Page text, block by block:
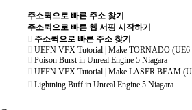
주소퀵으로 빠른 주소 찾기
주소퀵으로 빠른 웹 서핑 시작하기
주소퀵으로 빠른 주소 찾기
UEFN VFX Tutorial | Make TORNADO (UE6
Poison Burst in Unreal Engine 5 Niagara
UEFN VFX Tutorial | Make LASER BEAM
Lightning Buff in Unreal Engine 5 Niagara